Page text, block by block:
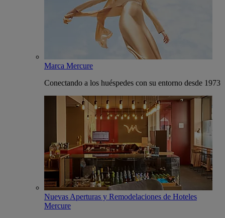
Marca Mercure
Conectando a los huéspedes con su entorno desde 1973
Nuevas Aperturas y Remodelaciones de Hoteles
Mercure